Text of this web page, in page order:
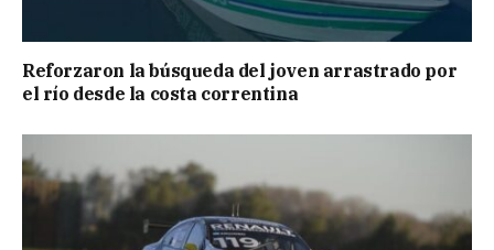
Reforzaron la búsqueda del joven arrastrado por
el río desde la costa correntina